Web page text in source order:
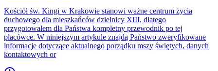
Kościół św. Kingi w Krakowie stanowi ważne centrum życia
duchowego dla mieszkańców dzielnicy XIII, dlatego
przygotowałem dla Państwa kompletny przewodnik po tej
placówce. W niniejszym artykule znajdą Państwo zweryfikowane
informacje dotyczące aktualnego porządku mszy świętych, danych
kontaktowych or